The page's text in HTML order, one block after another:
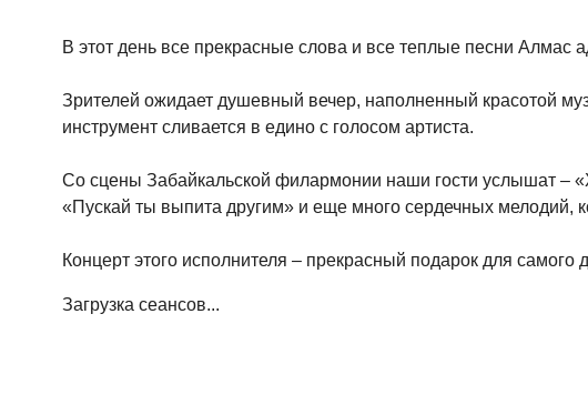
В этот день все прекрасные слова и все теплые песни
Зрителей ожидает душевный вечер, наполненный красотой
инструмент сливается в едино с голосом артиста.
Со сцены Забайкальской филармонии наши гости услышат –
«Пускай ты выпита другим» и еще много сердечных мелодий,
Концерт этого исполнителя – прекрасный подарок для самого
Загрузка сеансов...